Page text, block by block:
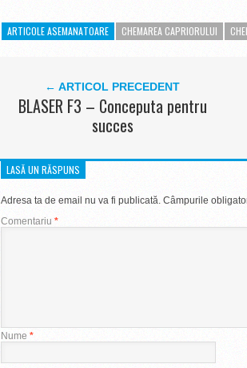
ARTICOLE ASEMANATOARE CHEMAREA CAPRIORULUI
← ARTICOL PRECEDENT
BLASER F3 – Conceputa pentru
succes
LASĂ UN RĂSPUNS
Adresa ta de email nu va fi publicată. Câmpurile
Comentariu *
Nume *